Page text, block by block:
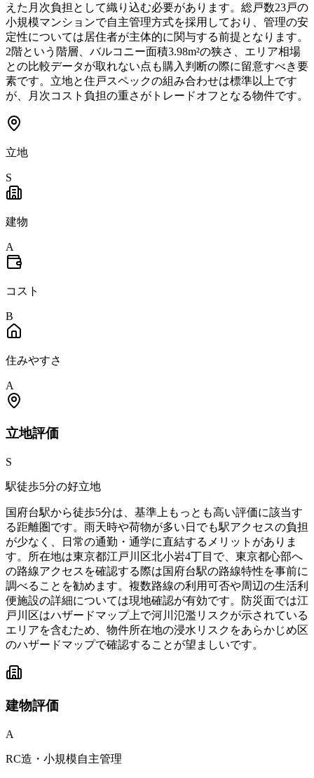
えた月次負担として織り込む必要があります。総戸数23戸の
小規模マンションで自主管理方式を採用しており、管理の安
定性については居住者が主体的に関与する前提となります。
2階という階層、バルコニー面積3.98m²の狭さ、エリア相場
との比較データが取れない点も購入判断の際に留意すべき要
素です。立地と住戸スペックの組み合わせは標準以上です
が、月次コスト負担の重さがトレードオフとなる物件です。
立地
S
建物
A
コスト
B
住みやすさ
A
立地評価
S
駅徒歩5分の好立地
国府台駅から徒歩5分は、基準上もっとも高い評価に該当す
る距離圏です。雨天時や荷物が多い日でも駅アクセスの負担
が少なく、日常の通勤・通学に直結するメリットがありま
す。所在地は東京都江戸川区北小岩4丁目で、東京都心部へ
の路線アクセスを確認する際は国府台駅の路線特性を事前に
調べることを勧めます。複数路線の利用可否や周辺の生活利
便施設の詳細については現地確認が有効です。防災面では江
戸川区はハザードマップ上で河川氾濫リスクが示されている
エリアを含むため、物件所在地の浸水リスクをあらかじめ区
のハザードマップで確認することが望ましいです。
建物評価
A
RC造・小規模自主管理